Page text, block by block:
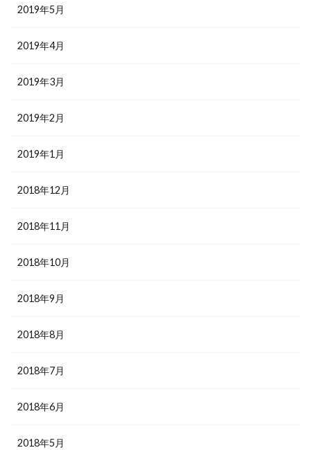
2019年5月
2019年4月
2019年3月
2019年2月
2019年1月
2018年12月
2018年11月
2018年10月
2018年9月
2018年8月
2018年7月
2018年6月
2018年5月